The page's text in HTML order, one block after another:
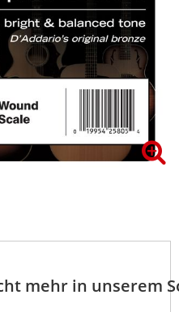
mehr in unserem